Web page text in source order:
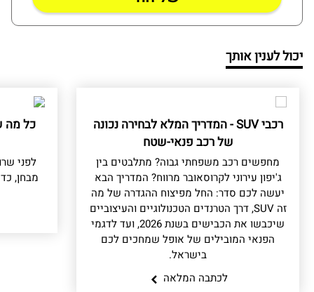
יכול לענין אותך
רכבי SUV - המדריך המלא לבחירה נכונה
של רכב פנאי-שטח
מחפשים רכב משפחתי גבוה? מתלבטים בין
ג'יפון עירוני לקרוסאובר מרווח? המדריך הבא
יעשה לכם סדר: החל מפיצוח ההגדרה של מה
זה SUV, דרך הטרנדים הטכנולוגיים והעיצוביים
שיכבשו את הכבישים בשנת 2026, ועד לדגמי
הפנאי המובילים של אופל שמחכים לכם
בישראל.
לכתבה המלאה
כל מה
לפני
מבחן,